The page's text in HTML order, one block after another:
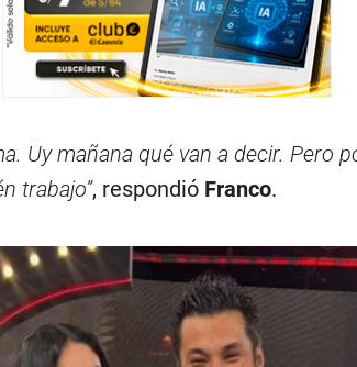
Uy mañana qué van a decir. Pero
trabajo”, respondió Franco.